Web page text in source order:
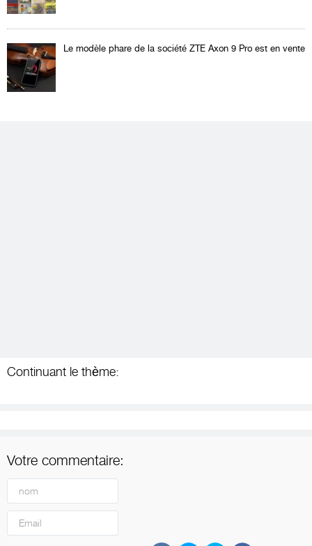
Le modèle phare de la société ZTE Axon 9 Pro est en vente
Continuant le thème:
Votre commentaire: